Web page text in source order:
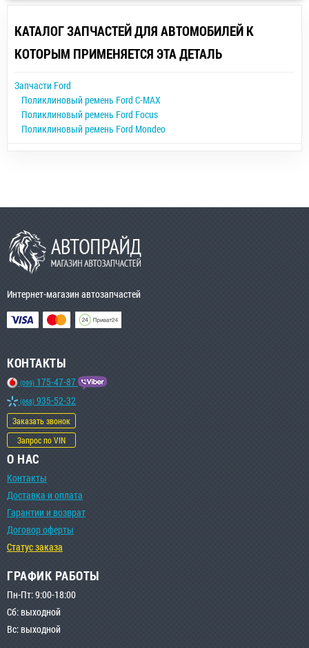
КАТАЛОГ ЗАПЧАСТЕЙ ДЛЯ АВТОМОБИЛЕЙ К
КОТОРЫМ ПРИМЕНЯЕТСЯ ЭТА ДЕТАЛЬ
Запчасти Ford
Поликлиновый ремень Ford C-MAX
Поликлиновый ремень Ford Focus
Поликлиновый ремень Ford Mondeo
Интернет-магазин автозапчастей
КОНТАКТЫ
(099) 175-47-87
(068) 935-52-32
Заказать звонок
Запрос по VIN
О НАС
Контакты
Доставка и оплата
Гарантии и возврат
Договор оферты
Статус заказа
ГРАФИК РАБОТЫ
Пн-Пт: 9:00-18:00
Сб: выходной
Вс: выходной